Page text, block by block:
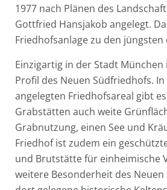
1977 nach Plänen des
Gottfried Hansjakob angelegt.
Friedhofsanlage zu den jüngsten
Einzigartig in der Stadt München
Profil des Neuen Südfriedhofs.
angelegten Friedhofsareal gibt
Grabstätten auch weite
Grabnutzung, einen See und
Friedhof ist zudem ein
und Brutstätte für einheimische
weitere Besonderheit des